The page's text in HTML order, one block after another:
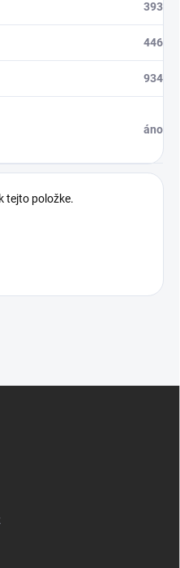
393
446
934
áno
tejto položke.